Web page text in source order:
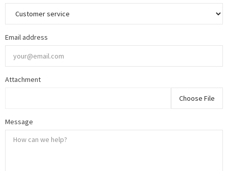
Email address
Attachment
Choose File
Message